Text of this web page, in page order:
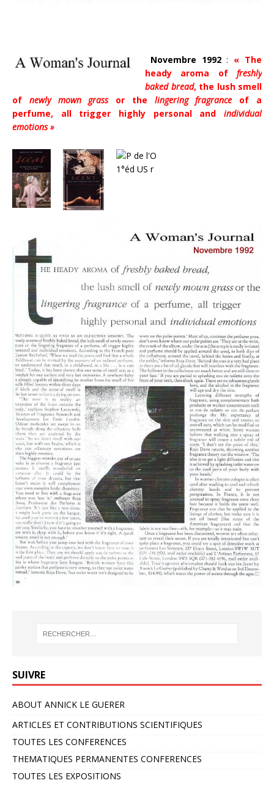
Novembre 1992: « The
heady aroma of freshly
baked bread, the lush smell
of newly mown grassor the lingering fragrance of a
perfume, all trigger highly personal and individual
emotions »
SUIVRE
ABOUT ANNICK LE GUERER
ARTICLES ET CONTRIBUTIONS SCIENTIFIQUES
TOUTES LES CONFERENCES
THEMATIQUES PERMANENTES CONFERENCES
TOUTES LES EXPOSITIONS